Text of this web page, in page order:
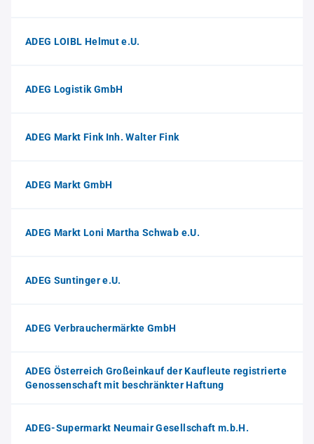
ADEG LOIBL Helmut e.U.
ADEG Logistik GmbH
ADEG Markt Fink Inh. Walter Fink
ADEG Markt GmbH
ADEG Markt Loni Martha Schwab e.U.
ADEG Suntinger e.U.
ADEG Verbrauchermärkte GmbH
ADEG Österreich Großeinkauf der Kaufleute registrierte
Genossenschaft mit beschränkter Haftung
ADEG-Supermarkt Neumair Gesellschaft m.b.H.